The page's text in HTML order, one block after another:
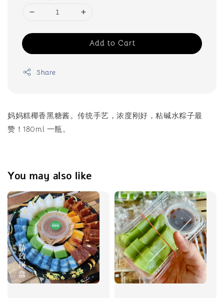
Add to Cart
Share
妈妈糕椰香黑糖酱。传统手艺，浓度刚好，粘碱水粽子最
赞！180ml 一瓶。
You may also like